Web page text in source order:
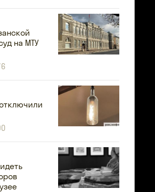
на МТУ